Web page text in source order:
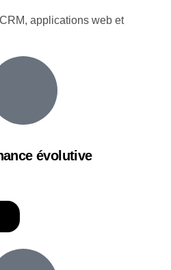
applications web et
évolutive